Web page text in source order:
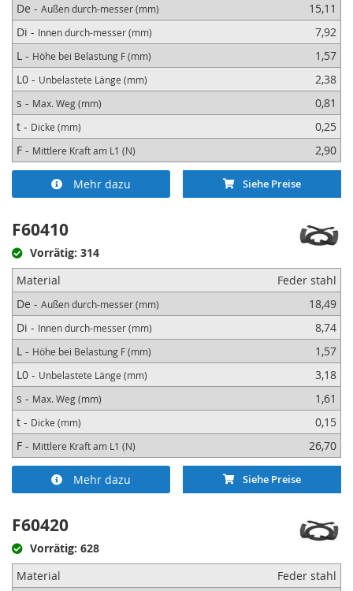
De - Außen durch-messer (mm)
15,11
Di - Innen durch-messer (mm)
7,92
L - Höhe bei Belastung F (mm)
1,57
L0 - Unbelastete Länge (mm)
2,38
s - Max. Weg (mm)
0,81
t - Dicke (mm)
0,25
F - Mittlere Kraft am L1 (N) 2,90
Mehr dazu Siehe Preise
F60410
Vorrätig: 314
Material
Feder stahl
De - Außen durch-messer (mm)
18,49
Di - Innen durch-messer (mm)
8,74
L - Höhe bei Belastung F (mm)
1,57
L0 - Unbelastete Länge (mm)
3,18
s - Max. Weg (mm)
1,61
t - Dicke (mm)
0,15
F - Mittlere Kraft am L1 (N) 26,70
Mehr dazu Siehe Preise
F60420
Vorrätig: 628
Material
Feder stahl